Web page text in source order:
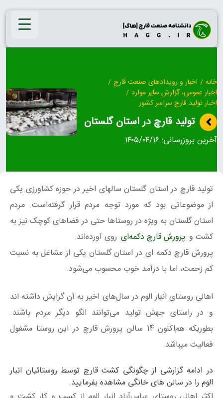
Skip
content
خانه / اخبار و رویدادهای صنعت قارچ /
اخبار عمومی، گزارش سایر موارد /
اخبار تولید قارچ سراسر کشور
تولید قارچ در استان گلستان
آخرین بروزرسانی: ۱۴۰۵/۰۴/۱۶
تولید قارچ در استان گلستان سالهای اخیر در حوزه کشاورزی یکی
از موضوعاتی بود که مورد توجه مردم قرار گرفته‌است. مردم
استان گلستان به ویژه در روستاها حتی در فضاهای کوچک نیز به
کشت و پرورش قارچ دکمه‌ای روی آورده‌اند.
پرورش قارچ دکمه ای در استان گلستان یکی از مشاغل به نسبت
کم زحمت، اما با درآمد خوب محسوب می‌شود.
اهالی روستا‌ی انبار الوم در سال‌های اخیر به آن گرایش داشته اند
و در راستای جهش تولید می‌توانند الگو دیگر مردم باشند.
بطوریکه هم‌اکنون 14 سالن پرورش قارچ در این روستا مشغول
فعالیت میباشد.
در ادامه گزارشی از چگونگی کشت قارچ توسط روستائیان انبار
الوم را در سالن های خانگی مشاهده بفرمایید.